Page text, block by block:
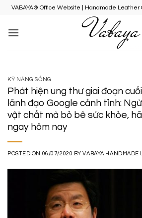
Skip
content
VABAYA® Office Website | Handmade Leather
KỸ NĂNG SỐNG
Phát hiện ung thư giai đoạn
lãnh đạo Google cảnh tỉnh:
vật chất mà bỏ bê sức khỏe,
ngay hôm nay
POSTED ON 06/07/2020 BYVABAYA HANDMADE